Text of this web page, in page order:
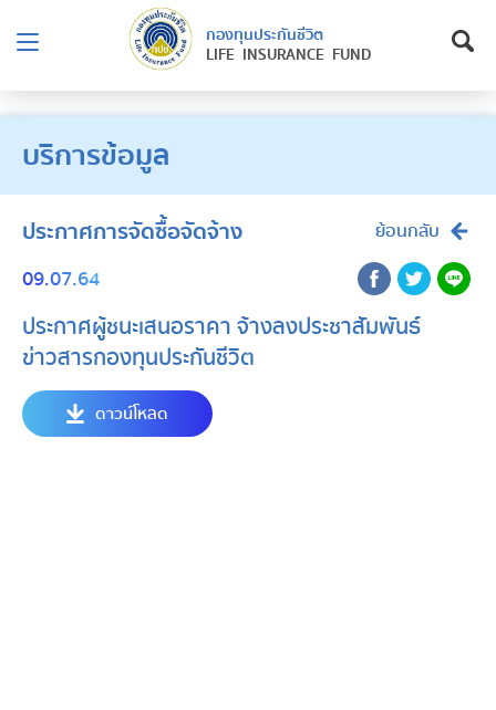
กองทุนประกันชีวิต
LIFE INSURANCE FUND
บริการข้อมูล
ประกาศการจัดซื้อจัดจ้าง ย้อนกลับ
09.07.64
ประกาศผู้ชนะเสนอราคา จ้างลงประชาสัมพันธ์
ข่าวสารกองทุนประกันชีวิต
ดาวน์โหลด